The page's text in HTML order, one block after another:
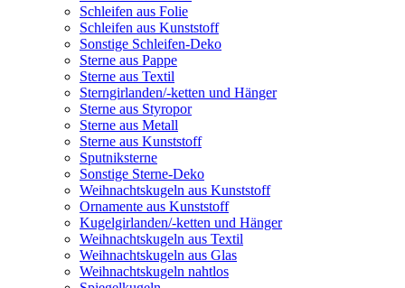
Schleifen aus Folie
Schleifen aus Kunststoff
Sonstige Schleifen-Deko
Sterne aus Pappe
Sterne aus Textil
Sterngirlanden/-ketten und Hänger
Sterne aus Styropor
Sterne aus Metall
Sterne aus Kunststoff
Sputniksterne
Sonstige Sterne-Deko
Weihnachtskugeln aus Kunststoff
Ornamente aus Kunststoff
Kugelgirlanden/-ketten und Hänger
Weihnachtskugeln aus Textil
Weihnachtskugeln aus Glas
Weihnachtskugeln nahtlos